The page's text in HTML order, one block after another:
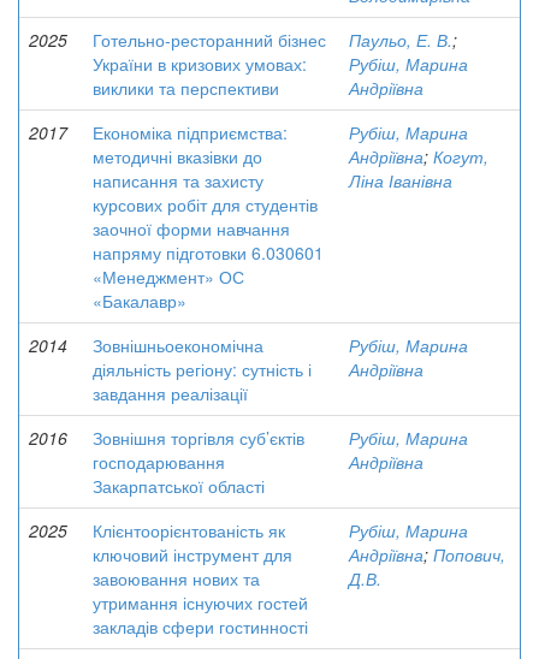
2025
Готельно-ресторанний бізнес
України в кризових умовах:
виклики та перспективи
Паульо, Е. В.;
Рубіш, Марина
Андріївна
2017
Економіка підприємства:
методичні вказівки до
написання та захисту
курсових робіт для студентів
заочної форми навчання
напряму підготовки 6.030601
«Менеджмент» ОС
«Бакалавр»
Рубіш, Марина
Андріївна; Когут,
Ліна Іванівна
2014
Зовнішньоекономічна
діяльність регіону: сутність і
завдання реалізації
Рубіш, Марина
Андріївна
2016
Зовнішня торгівля суб’єктів
господарювання
Закарпатської області
Рубіш, Марина
Андріївна
2025
Клієнтоорієнтованість як
ключовий інструмент для
завоювання нових та
утримання існуючих гостей
закладів сфери гостинності
Рубіш, Марина
Андріївна; Попович,
Д.В.